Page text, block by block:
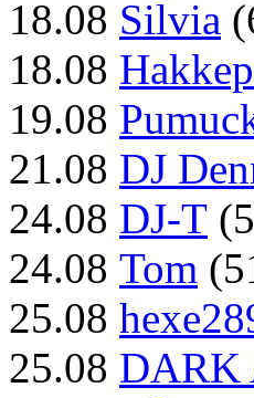
18.08 Silvia
18.08
19.08
21.08 DJ
24.08 DJ-T
24.08 Tom
25.08
25.08 DARK